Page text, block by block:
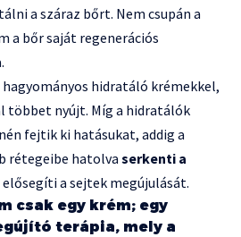
a száraz bőrt. Nem csupán a
a bőr saját regenerációs
hagyományos hidratáló krémekkel,
többet nyújt. Míg a hidratálók
fejtik ki hatásukat, addig a
rétegeibe hatolva serkenti a
elősegíti a sejtek megújulását.
csak egy krém; egy
terápia, mely a